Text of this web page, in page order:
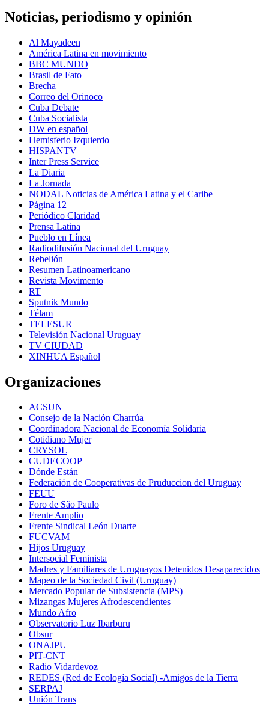
Noticias, periodismo y opinión
Al Mayadeen
América Latina en movimiento
BBC MUNDO
Brasil de Fato
Brecha
Correo del Orinoco
Cuba Debate
Cuba Socialista
DW en español
Hemisferio Izquierdo
HISPANTV
Inter Press Service
La Diaria
La Jornada
NODAL Noticias de América Latina y el Caribe
Página 12
Periódico Claridad
Prensa Latina
Pueblo en Línea
Radiodifusión Nacional del Uruguay
Rebelión
Resumen Latinoamericano
Revista Movimento
RT
Sputnik Mundo
Télam
TELESUR
Televisión Nacional Uruguay
TV CIUDAD
XINHUA Español
Organizaciones
ACSUN
Consejo de la Nación Charrúa
Coordinadora Nacional de Economía Solidaria
Cotidiano Mujer
CRYSOL
CUDECOOP
Dónde Están
Federación de Cooperativas de Pruduccion del Uruguay
FEUU
Foro de São Paulo
Frente Amplio
Frente Sindical León Duarte
FUCVAM
Hijos Uruguay
Intersocial Feminista
Madres y Familiares de Uruguayos Detenidos Desaparecidos
Mapeo de la Sociedad Civil (Uruguay)
Mercado Popular de Subsistencia (MPS)
Mizangas Mujeres Afrodescendientes
Mundo Afro
Observatorio Luz Ibarburu
Obsur
ONAJPU
PIT-CNT
Radio Vidardevoz
REDES (Red de Ecología Social) -Amigos de la Tierra
SERPAJ
Unión Trans